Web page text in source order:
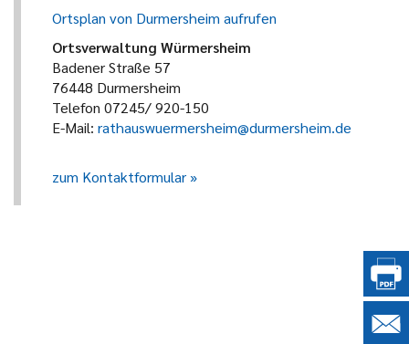
Ortsplan von Durmersheim aufrufen
Ortsverwaltung Würmersheim
Badener Straße 57
76448 Durmersheim
Telefon 07245/ 920-150
E-Mail: rathauswuermersheim@durmersheim.de
zum Kontaktformular